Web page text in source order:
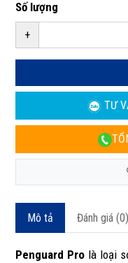
Số lượng
+
TƯ
Mô tả Đánh giá (0)
Penguard Prolà loại